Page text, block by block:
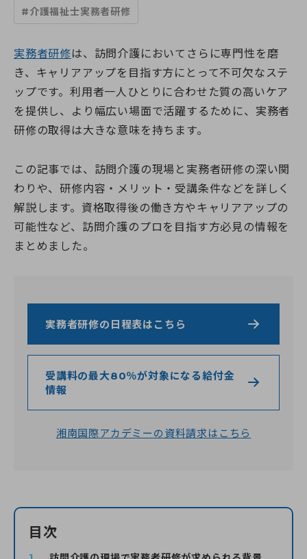
神奈川県委託「障害福祉分野マッチング支援事業」
綾瀬市委託事業「受講料0円」介護職員初任者研修
伊勢原市社会福祉協議会委託事業「通学コース」介護職員初
任者研修
介護に関する入門的研修 -通学講座-
介護に関する入門的研修 -オンライン講座-
認知症介護基礎研修(神奈川県指定)
認知症介護基礎研修 (藤沢市)
認知症介護基礎研修 (横浜市)
認知症介護実践者研修
認知症介護実践リーダー研修
レクリエーション介護士2級講座
同行援護従業者養成研修(一般課程)
全身性障害者ガイドヘルパー養成研修
重度訪問介護従業者養成研修
福祉用具専門相談員
介護事業所向け研修
ワンコインイングリッシュ
ケアマネジャー（介護支援専門員）
職業訓練・行政委託事業
藤沢校
相模大野校
横浜戸塚校
横浜馬車道関内校
小田原校
大和校
横浜二俣川校
伊勢原会場（伊勢原市社会福祉協議会主催 当校講師派遣受
東京都
東京校【開校準備中】
埼玉県
埼玉校【開校準備中】
千葉県
キャンペーン一覧
お知らせ
お知らせ
活動報告
初めての方へトップ
湘南国際アカデミーとは?
スタッフ紹介
介護職を目指すあなたへ
受講生・修了生サポート
よくある質問（受講生向け）
医療的ケア予約システム
ふくしごと
就職・転職サポート
介護福祉士専用キャリア相談
ふくしごと
LINE登録
資料請求
#介護福祉士実務者研修
実務者研修は、訪問介護においてさらに専門性を磨
き、キャリアアップを目指す方にとって不可欠なステ
ップです。利用者一人ひとりに合わせた質の高いケア
を提供し、より幅広い場面で活躍するために、実務者
研修の取得は大きな意味を持ちます。
この記事では、訪問介護の現場と実務者研修の深い関
わりや、研修内容・メリット・受講条件などを詳しく
解説します。資格取得後の働き方やキャリアアップの
可能性など、訪問介護のプロを目指す方必見の情報を
まとめました。
実務者研修の日程表はこちら
受講料の最大80％が対象になる給付金
情報
湘南国際アカデミーの資料請求はこちら
目次